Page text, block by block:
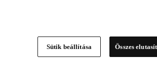
Sütik beállítása Összes